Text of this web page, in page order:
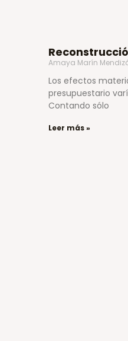
Amaya Marín
Los efectos
presupuestario
Contando sólo
Leer más »